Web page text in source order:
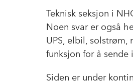
Teknisk seksjon i
Noen svar er også
UPS, elbil, solstrøm,
funksjon for å
Siden er under